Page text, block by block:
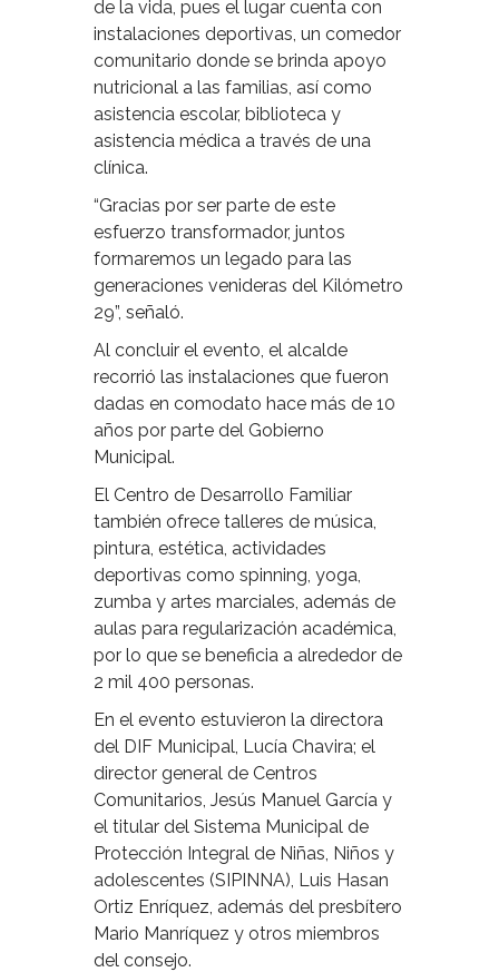
de la vida, pues el lugar cuenta con
instalaciones deportivas, un comedor
comunitario donde se brinda apoyo
nutricional a las familias, así como
asistencia escolar, biblioteca y
asistencia médica a través de una
clínica.
“Gracias por ser parte de este
esfuerzo transformador, juntos
formaremos un legado para las
generaciones venideras del Kilómetro
29”, señaló.
Al concluir el evento, el alcalde
recorrió las instalaciones que fueron
dadas en comodato hace más de 10
años por parte del Gobierno
Municipal.
El Centro de Desarrollo Familiar
también ofrece talleres de música,
pintura, estética, actividades
deportivas como spinning, yoga,
zumba y artes marciales, además de
aulas para regularización académica,
por lo que se beneficia a alrededor de
2 mil 400 personas.
En el evento estuvieron la directora
del DIF Municipal, Lucía Chavira; el
director general de Centros
Comunitarios, Jesús Manuel García y
el titular del Sistema Municipal de
Protección Integral de Niñas, Niños y
adolescentes (SIPINNA), Luis Hasan
Ortiz Enríquez, además del presbítero
Mario Manríquez y otros miembros
del consejo.